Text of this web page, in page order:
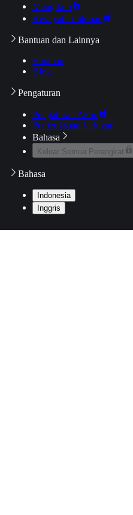
Mengikuti
Riwayat Tontonan
Bantuan dan Lainnya
Bantuan
Blog
Pengaturan
Pengaturan Akun
Pemeriksaan Jaringan
Bahasa
Keluar Semua Perangkat
Bahasa
Indonesia
Inggris